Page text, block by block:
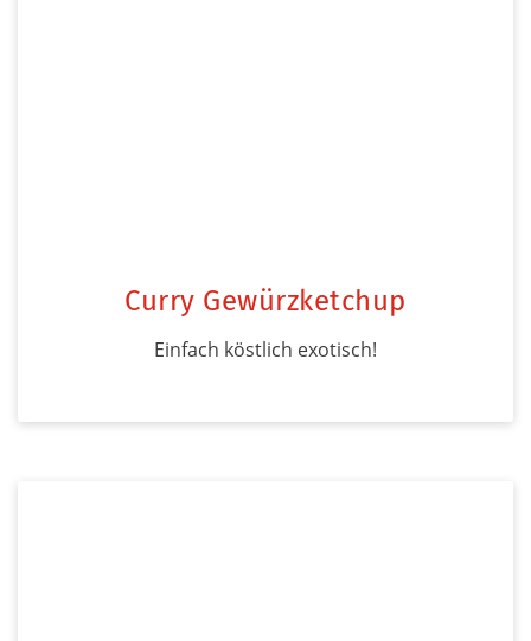
Curry Gewürzketchup
Einfach köstlich exotisch!